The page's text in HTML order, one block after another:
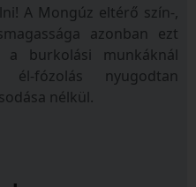
A Mongúz eltérő szín-,
azonban ezt
burkolási munkáknál
él-fózolás nyugodtan
nélkül.